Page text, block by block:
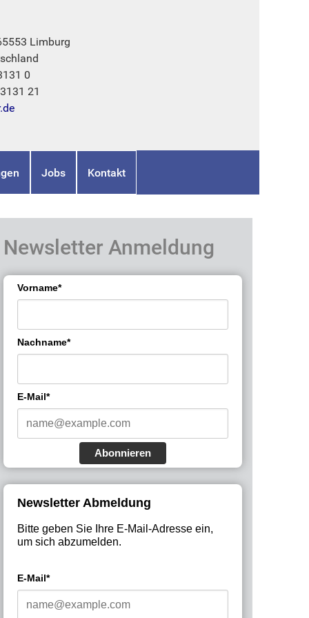
Limburg
0
21
Jobs Kontakt
Newsletter Anmeldung
Vorname*
Nachname*
E-Mail*
Abonnieren
Newsletter Abmeldung
Bitte geben Sie Ihre E-Mail-Adresse ein,
um sich abzumelden.
E-Mail*